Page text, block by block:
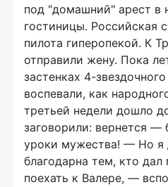
под "домашний" арест в
гостиницы. Российская
пилота гиперопекой. К
отправили жену. Пока
застенках 4-
воспевали, как
третьей недели дошло
заговорили: вернется —
уроки мужества! — Но я
благодарна тем, кто
поехать к Валере, —